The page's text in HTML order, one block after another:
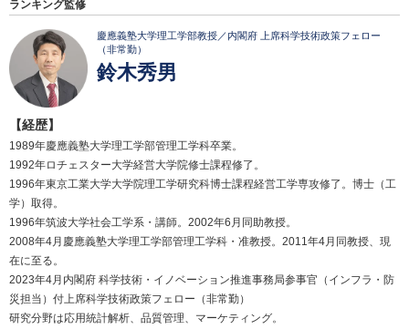
ランキング監修
慶應義塾大学理工学部教授／内閣府 上席科学技術政策フェロー
（非常勤）
鈴木秀男
【経歴】
1989年慶應義塾大学理工学部管理工学科卒業。
1992年ロチェスター大学経営大学院修士課程修了。
1996年東京工業大学大学院理工学研究科博士課程経営工学専攻修了。博士（工
学）取得。
1996年筑波大学社会工学系・講師。2002年6月同助教授。
2008年4月慶應義塾大学理工学部管理工学科・准教授。2011年4月同教授、現
在に至る。
2023年4月内閣府 科学技術・イノベーション推進事務局参事官（インフラ・防
災担当）付上席科学技術政策フェロー（非常勤）
研究分野は応用統計解析、品質管理、マーケティング。